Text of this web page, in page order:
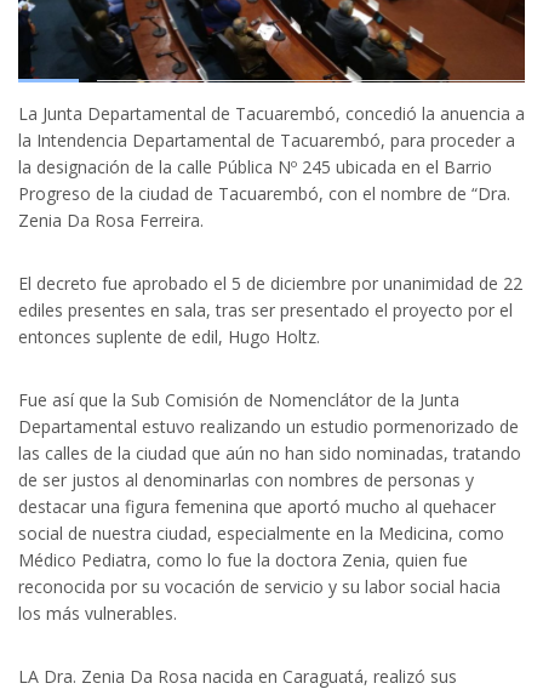
La Junta Departamental de Tacuarembó, concedió la anuencia a
la Intendencia Departamental de Tacuarembó, para proceder a
la designación de la calle Pública Nº 245 ubicada en el Barrio
Progreso de la ciudad de Tacuarembó, con el nombre de “Dra.
Zenia Da Rosa Ferreira.
El decreto fue aprobado el 5 de diciembre por unanimidad de 22
ediles presentes en sala, tras ser presentado el proyecto por el
entonces suplente de edil, Hugo Holtz.
Fue así que la Sub Comisión de Nomenclátor de la Junta
Departamental estuvo realizando un estudio pormenorizado de
las calles de la ciudad que aún no han sido nominadas, tratando
de ser justos al denominarlas con nombres de personas y
destacar una figura femenina que aportó mucho al quehacer
social de nuestra ciudad, especialmente en la Medicina, como
Médico Pediatra, como lo fue la doctora Zenia, quien fue
reconocida por su vocación de servicio y su labor social hacia
los más vulnerables.
LA Dra. Zenia Da Rosa nacida en Caraguatá, realizó sus